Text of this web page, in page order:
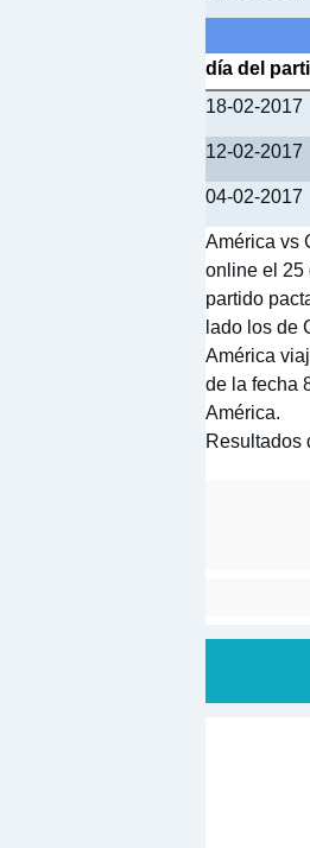
día del
18-02-2017
12-02-2017
04-02-2017
América vs
online el 25
partido
lado los de
América
de la fecha
América.
Resultados